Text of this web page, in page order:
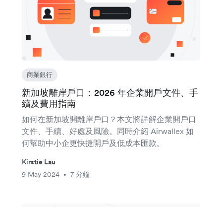
商業銀行
新加坡離岸戶口：2026 年企業開戶文件、手
續及費用指南
如何在新加坡開離岸戶口？本文將詳解企業開戶口
文件、手續、好處及風險。同時介紹 Airwallex 如
何幫助中小企更快捷開戶及低成本匯款。
Kirstie Lau
9 May 2024
• 7 分鐘